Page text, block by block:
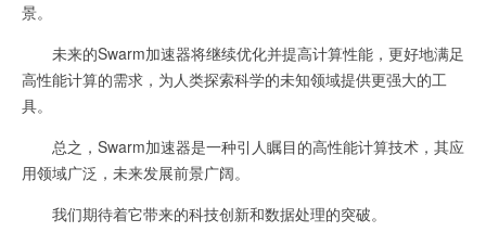
景。
未来的Swarm加速器将继续优化并提高计算性能，更好地满足
高性能计算的需求，为人类探索科学的未知领域提供更强大的工
具。
总之，Swarm加速器是一种引人瞩目的高性能计算技术，其应
用领域广泛，未来发展前景广阔。
我们期待着它带来的科技创新和数据处理的突破。